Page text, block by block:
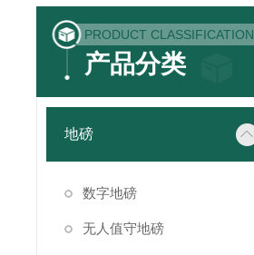
PRODUCT CLASSIFICATION
产品分类
地磅
数字地磅
无人值守地磅